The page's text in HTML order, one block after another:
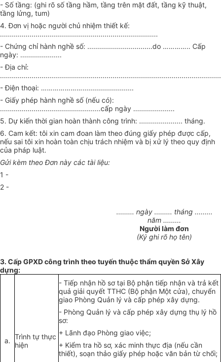
- Số tầng: (ghi rõ số tầng hầm, tầng trên mặt đất, tầng kỹ thuật,
tầng lửng, tum)
4. Đơn vị hoặc người chủ nhiệm thiết kế:
................................................................................
- Chứng chỉ hành nghề số: .................................do ………….. Cấp
ngày: .....................
- Địa chỉ:
.............................................
- Điện thoại: …………………..........................
- Giấy phép hành nghề số (nếu có):
...................................................cấp ngày .....................
5. Dự kiến thời gian hoàn thành công trình: ...................... tháng.
6. Cam kết: tôi xin cam đoan làm theo đúng giấy phép được cấp,
nếu sai tôi xin hoàn toàn chịu trách nhiệm và bị xử lý theo quy định
của pháp luật.
Gửi kèm theo Đơn này các tài liệu:
1 -
2 -
......... ngày ......... tháng .........
năm .........
Người làm đơn
(Ký ghi rõ họ tên)
3. Cấp GPXD công trình theo tuyến thuộc thẩm quyền Sở Xây
dựng:
a. Trình tự thực
hiện
- Tiếp nhận hồ sơ tại Bộ phận tiếp nhận và trả kết
quả giải quyết TTHC (Bộ phận Một cửa), chuyển
giao Phòng Quản lý và cấp phép xây dựng.
- Phòng Quản lý và cấp phép xây dựng thụ lý hồ
sơ:
+ Lãnh đạo Phòng giao việc;
+ Kiểm tra hồ sơ, xác minh thực địa (nếu cần
thiết), soạn thảo giấy phép hoặc văn bản từ chối;